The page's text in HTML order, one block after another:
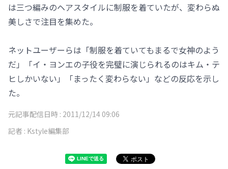
は三つ編みのヘアスタイルに制服を着ていたが、変わらぬ
美しさで注目を集めた。
ネットユーザーらは「制服を着ていてもまるで女神のよう
だ」「イ・ヨンエの子役を完璧に演じられるのはキム・テ
ヒしかいない」「まったく変わらない」などの反応を示し
た。
元記事配信日時 : 2011/12/14 09:06
記者 : Kstyle編集部